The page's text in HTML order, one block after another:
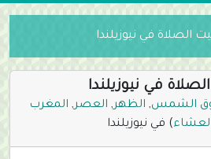
الصلاة في نيوزيلندا
في نيوزيلندا
الشمس, الظهر, العصر, المغرب
) في نيوزيلندا